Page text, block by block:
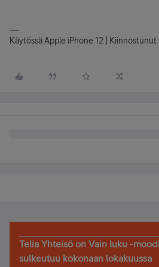
Käytössä Apple iPhone 12 |
Telia Yhteisö on Vain luku -
sulkeutuu kokonaan lokakuussa